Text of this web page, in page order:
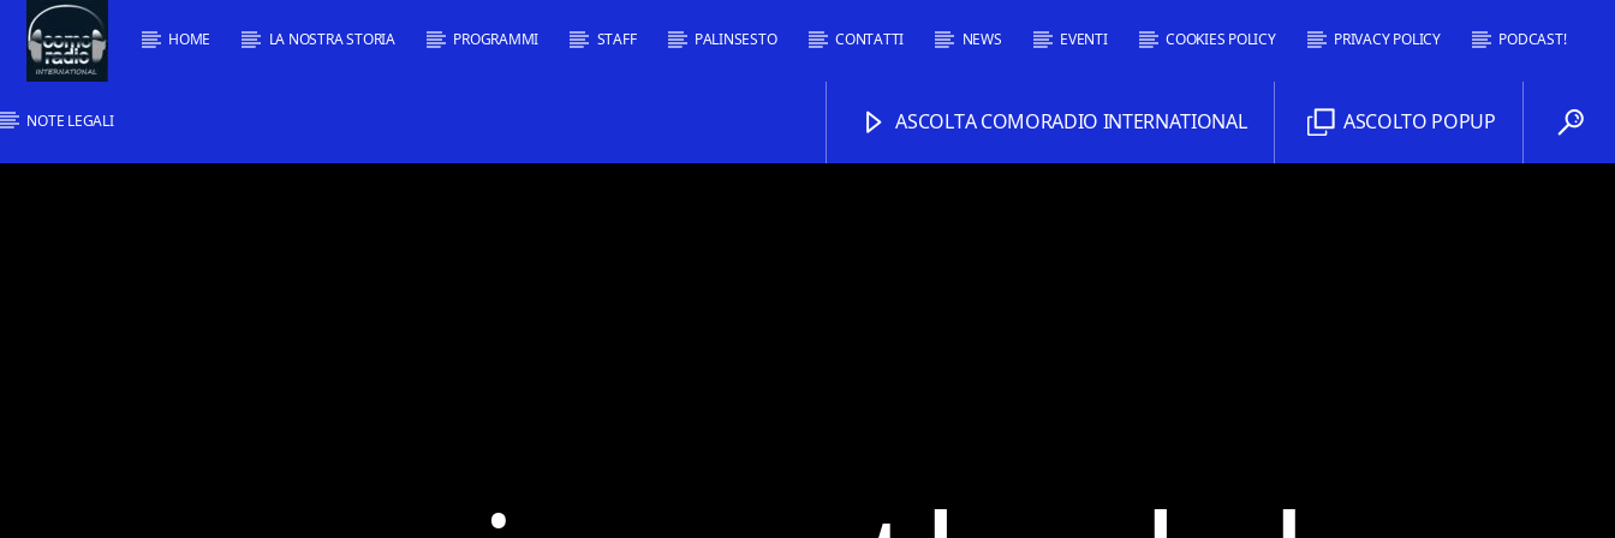
HOME LA NOSTRA STORIA PROGRAMMI STAFF PALINSESTO CONTATTI NEWS EVENTI COOKIES POLICY PRIVACY POLICY PODCAST!
NOTE LEGALI ASCOLTO POPUP
ASCOLTA COMORADIO INTERNATIONAL